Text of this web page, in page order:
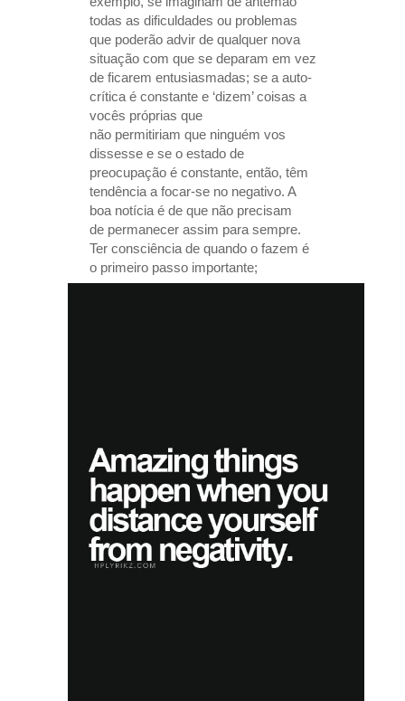
todas as dificuldades ou problemas
que poderão advir de qualquer nova
situação com que se deparam em vez
de ficarem entusiasmadas; se a auto-
crítica é constante e ‘dizem’ coisas a
vocês próprias que
não permitiriam que ninguém vos
dissesse e se o estado de
preocupação é constante, então, têm
tendência a focar-se no negativo. A
boa notícia é de que não precisam
de permanecer assim para sempre.
Ter consciência de quando o fazem é
o primeiro passo importante;